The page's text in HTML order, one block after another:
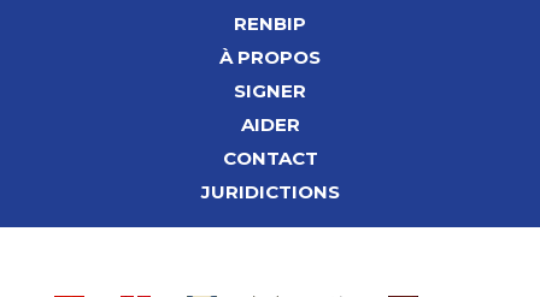
RENBIP
À PROPOS
SIGNER
AIDER
CONTACT
JURIDICTIONS